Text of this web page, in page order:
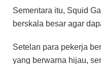
Sementara itu, Squid
berskala besar agar
Setelan para pekerja
yang berwarna hijau,